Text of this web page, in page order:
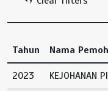
Tahun Nama
2023 KEJOHANAN